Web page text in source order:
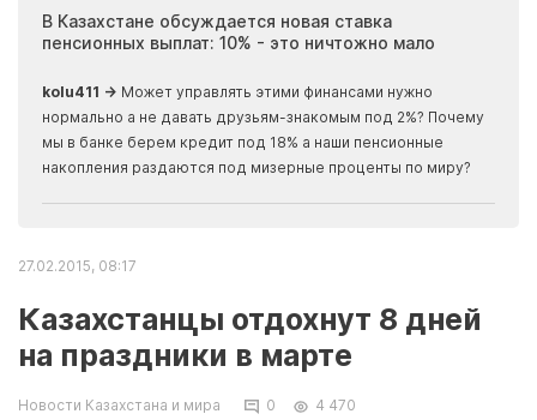
В Казахстане обсуждается новая ставка
пенсионных выплат: 10% - это ничтожно мало
kolu411 → Может управлять этими финансами нужно
нормально а не давать друзьям-знакомым под 2%? Почему
мы в банке берем кредит под 18% а наши пенсионные
накопления раздаются под мизерные проценты по миру?
27.02.2015, 08:17
Казахстанцы отдохнут 8 дней
на праздники в марте
Новости Казахстана и мира 0 4 470